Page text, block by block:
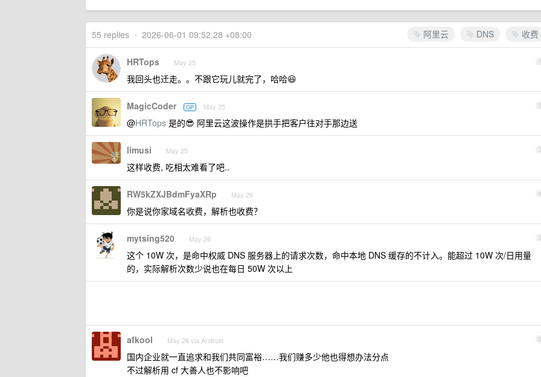
阿里云 DNS 收费
55 replies • 2026-06-01 09:52:28 +08:00
1
HRTops May 25
我回头也迁走。。不跟它玩儿就完了，哈哈😆
2
MagicCoder OP May 25
@HRTops 是的😎 阿里云这波操作是拱手把客户往对手那边送
3
limusi May 25
这样收费, 吃相太难看了吧..
4
RW5kZXJBdmFyaXRp May 26
你是说你家域名收费，解析也收费？
5
mytsing520 May 26
这个 10W 次，是命中权威 DNS 服务器上的请求次数，命中本地 DNS 缓存的不计入。能超过 10W 次/日用量
的，实际解析次数少说也在每日 50W 次以上
6
afkool May 26 via Android
国内企业就一直追求和我们共同富裕……我们赚多少他也得想办法分点
不过解析用 cf 大善人也不影响吧